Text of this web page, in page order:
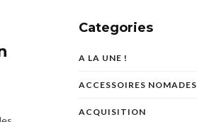
Categories
A LA UNE !
ACCESSOIRES NOMADES
ACQUISITION